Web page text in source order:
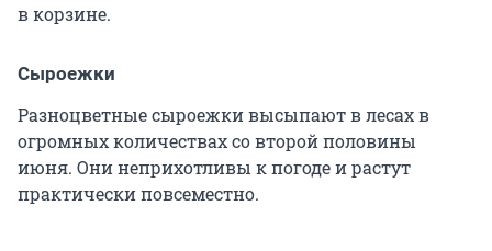
в корзине.
Сыроежки
Разноцветные сыроежки высыпают в лесах в
огромных количествах со второй половины
июня. Они неприхотливы к погоде и растут
практически повсеместно.